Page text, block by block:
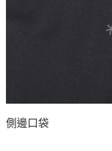
側邊口袋